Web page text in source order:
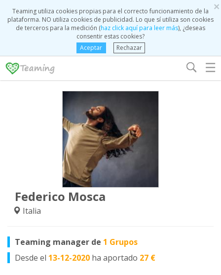
×
Teaming utiliza cookies propias para el correcto funcionamiento de la
plataforma. NO utiliza cookies de publicidad. Lo que sí utiliza son cookies
de terceros para la medición (haz click aquí para leer más), ¿deseas
consentir estas cookies?
Aceptar
Rechazar
☰
Federico Mosca
Italia
Teaming manager de 1 Grupos
Desde el 13-12-2020 ha aportado 27 €